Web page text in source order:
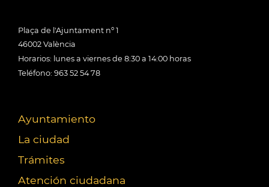
Plaça de l'Ajuntament nº 1
46002 València
Horarios: lunes a viernes de 8:30 a 14:00 horas
Teléfono: 963 52 54 78
Ayuntamiento
La ciudad
Trámites
Atención ciudadana